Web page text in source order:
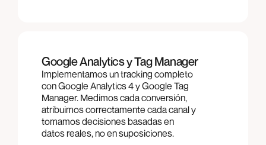
Google Analytics y Tag Manager
Implementamos un tracking completo
con Google Analytics 4 y Google Tag
Manager. Medimos cada conversión,
atribuimos correctamente cada canal y
tomamos decisiones basadas en
datos reales, no en suposiciones.